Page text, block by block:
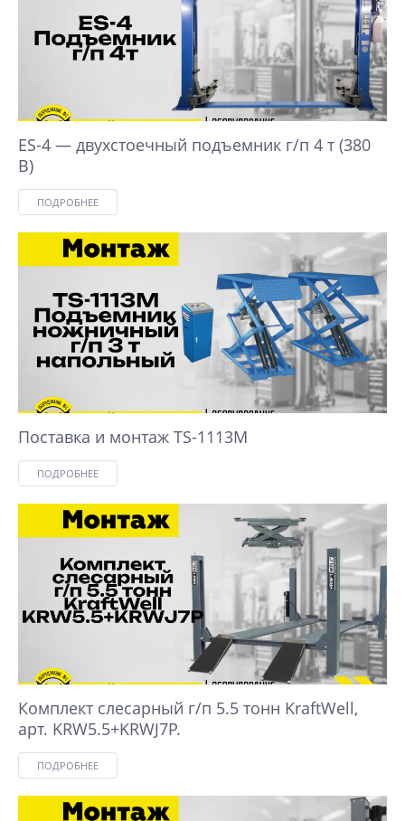
ES-4 — двухстоечный подъемник г/п 4 т (380
В)
ПОДРОБНЕЕ
Поставка и монтаж TS-1113M
ПОДРОБНЕЕ
Комплект слесарный г/п 5.5 тонн KraftWell,
арт. KRW5.5+KRWJ7P.
ПОДРОБНЕЕ